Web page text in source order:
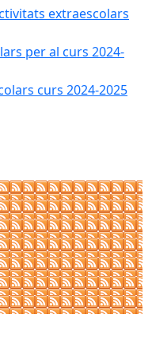
extraescolars
per al curs 2024-
curs 2024-2025